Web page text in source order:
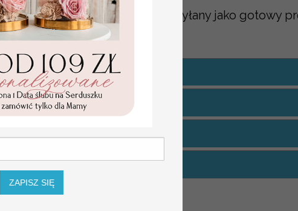
Słoiczek z miodem wysyłany jako gotowy
do własnego złożenia
WYPEŁNIENIE
DREWNIANA ŁYŻECZKA
KOLOR SZNURKA
ZAPISZ SIĘ